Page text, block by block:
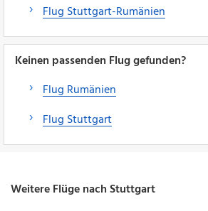
Flug Stuttgart-Rumänien
Keinen passenden Flug gefunden?
Flug Rumänien
Flug Stuttgart
Weitere Flüge nach Stuttgart